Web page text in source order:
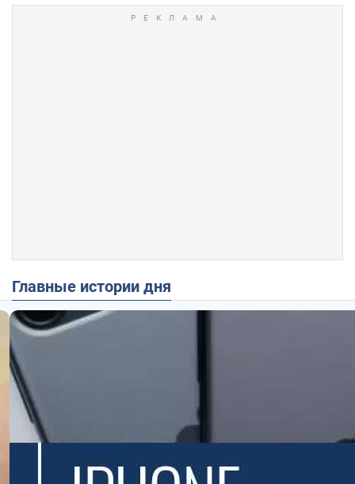
Главные истории дня